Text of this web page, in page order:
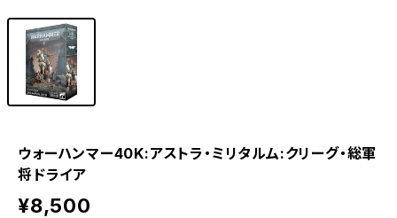
ウォーハンマー40K:アストラ・ミリタルム:クリーグ・総軍
将ドライア
¥8,500